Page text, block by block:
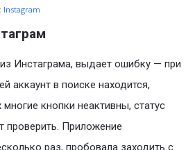
Instagram
Инстаграма, выдает ошибку — при
аккаунт в поиске находится,
многие кнопки неактивны, статус
проверить. Приложение
раз, пробовала заходить с